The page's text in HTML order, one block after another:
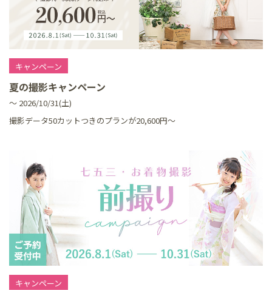
キャンペーン
夏の撮影キャンペーン
～ 2026/10/31(土)
撮影データ50カットつきのプランが20,600円～
キャンペーン